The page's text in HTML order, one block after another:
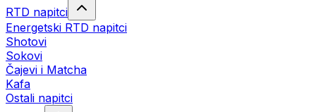
RTD napitci
Energetski RTD napitci
Shotovi
Sokovi
Čajevi i Matcha
Kafa
Ostali napitci